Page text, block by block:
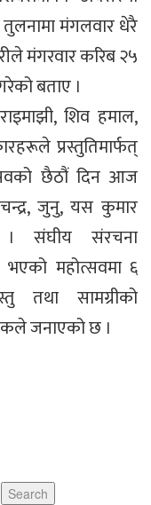
मंगलवार धेरै
मंगरवार करिब २५
बताए ।
शिव हमाल,
प्रस्तुतिमार्फत्
छैठौं दिन आज
जुनु, यस कुमार
संघीय संरचना
महोत्सवमा ६
तथा सामग्रीको
जनाएको छ ।